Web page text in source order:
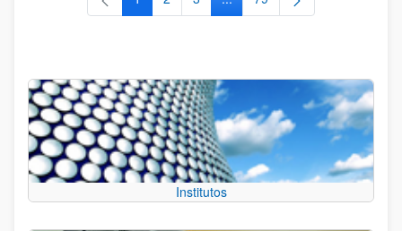
PáginaPáginaPáginaPáginas intermedias Use TAB
Página
Institutos